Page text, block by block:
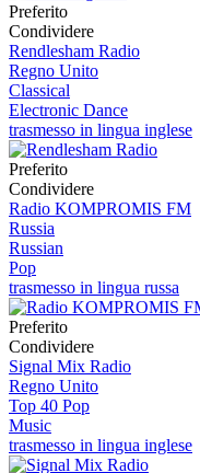
Preferito
Condividere
Rendlesham Radio
Regno Unito
Classical
Electronic Dance
trasmesso in lingua inglese
Preferito
Condividere
Radio KOMPROMIS FM
Russia
Russian
Pop
trasmesso in lingua russa
Preferito
Condividere
Signal Mix Radio
Regno Unito
Top 40 Pop
Music
trasmesso in lingua inglese